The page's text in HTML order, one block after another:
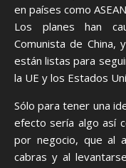
en países como
Los planes han
Comunista de China,
están listas para
la UE y los Estados
Sólo para tener una
efecto sería algo así
por negocio, que al
cabras y al